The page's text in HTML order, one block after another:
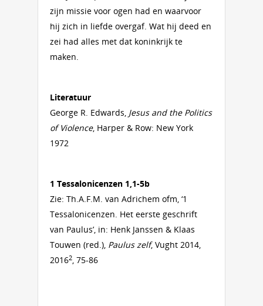
zijn missie voor ogen had en waarvoor
hij zich in liefde overgaf. Wat hij deed en
zei had alles met dat koninkrijk te
maken.
Literatuur
George R. Edwards, Jesus and the Politics
of Violence, Harper & Row: New York
1972
1 Tessalonicenzen 1,1-5b
Zie: Th.A.F.M. van Adrichem ofm, ‘1
Tessalonicenzen. Het eerste geschrift
van Paulus’, in: Henk Janssen & Klaas
Touwen (red.), Paulus zelf, Vught 2014,
20162, 75-86